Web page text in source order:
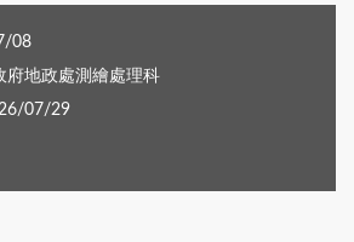
08
府地政處測繪處理科
07/29